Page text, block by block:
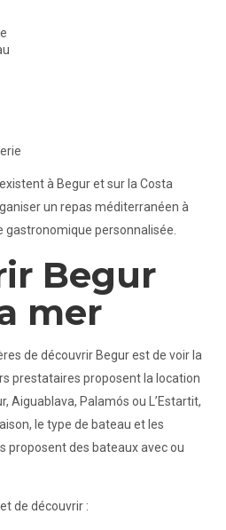
à Begur et sur la Costa
un repas méditerranéen à
gastronomique personnalisée.
Begur
mer
de découvrir Begur est de voir la
prestataires proposent la location
Aiguablava, Palamós ou L’Estartit,
le type de bateau et les
proposent des bateaux avec ou
de découvrir :